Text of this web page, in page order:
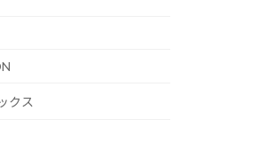
クス